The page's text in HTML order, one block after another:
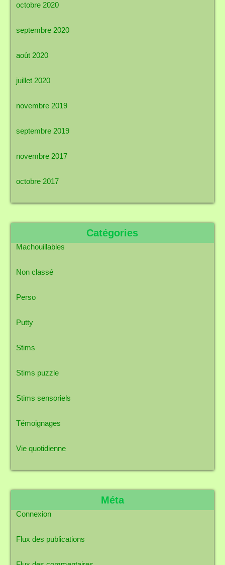
octobre 2020
septembre 2020
août 2020
juillet 2020
novembre 2019
septembre 2019
novembre 2017
octobre 2017
Catégories
Machouillables
Non classé
Perso
Putty
Stims
Stims puzzle
Stims sensoriels
Témoignages
Vie quotidienne
Méta
Connexion
Flux des publications